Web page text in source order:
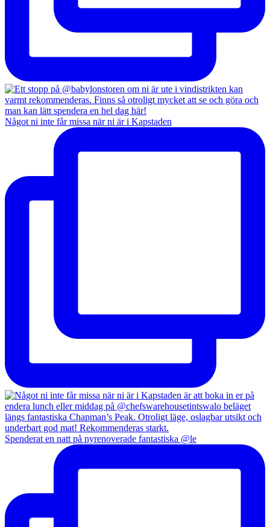
Något ni inte får missa när ni är i Kapstaden
Spenderat en natt på nyrenoverade fantastiska @le